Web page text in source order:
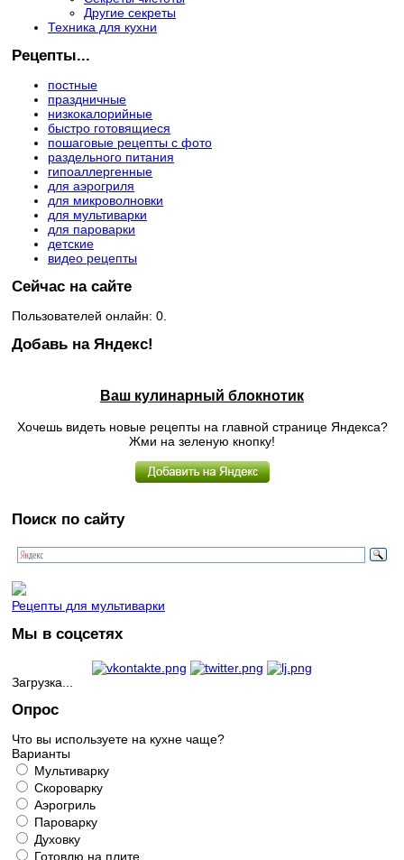
Другие секреты
Техника для кухни
Рецепты...
постные
праздничные
низкокалорийные
быстро готовящиеся
пошаговые рецепты с фото
раздельного питания
гипоаллергенные
для аэрогриля
для микроволновки
для мультиварки
для пароварки
детские
видео рецепты
Сейчас на сайте
Пользователей онлайн: 0.
Добавь на Яндекс!
Ваш кулинарный блокнотик
Хочешь видеть новые рецепты на главной странице Яндекса?
Жми на зеленую кнопку!
Поиск по сайту
Рецепты для мультиварки
Мы в соцсетях
Загрузка...
Опрос
Что вы используете на кухне чаще?
Варианты
Мультиварку
Скороварку
Аэрогриль
Пароварку
Духовку
Готовлю на плите